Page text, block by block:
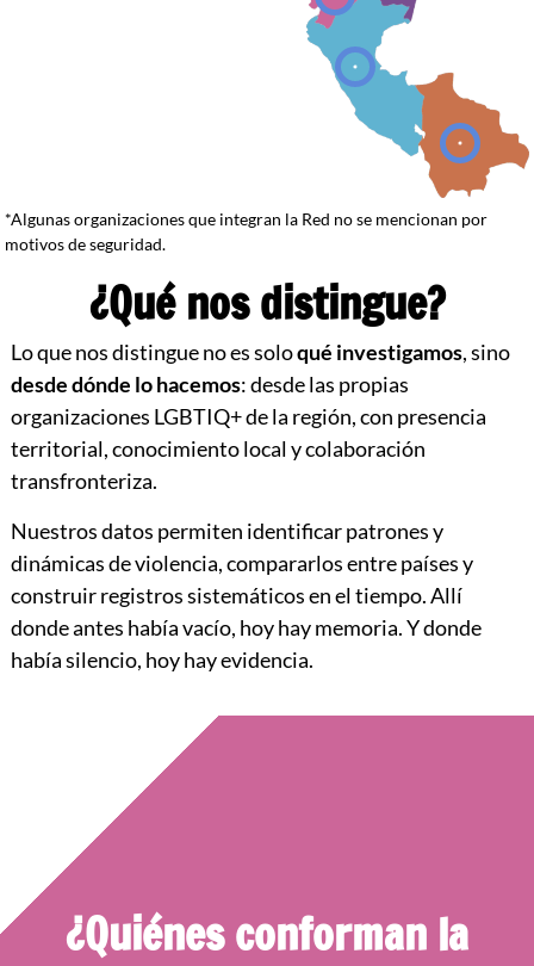
*Algunas organizaciones que integran la Red no se mencionan por
motivos de seguridad.
¿Qué nos distingue?
Lo que nos distingue no es soloqué investigamos, sino
desde dónde lo hacemos: desde las propias
organizaciones LGBTIQ+ de la región, con presencia
territorial, conocimiento local y colaboración
transfronteriza.
Nuestros datos permiten identificar patrones y
dinámicas de violencia, compararlos entre países y
construir registros sistemáticos en el tiempo. Allí
donde antes había vacío, hoy hay memoria. Y donde
había silencio, hoy hay evidencia.
¿Quiénes conforman la